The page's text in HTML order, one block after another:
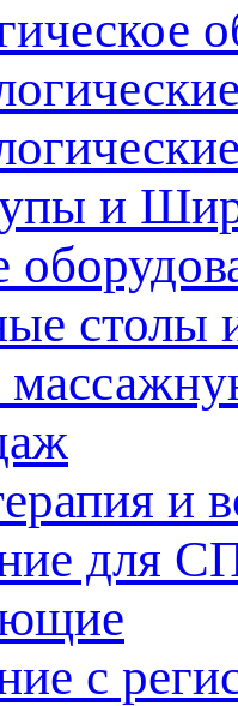
и
столы
и
для
с